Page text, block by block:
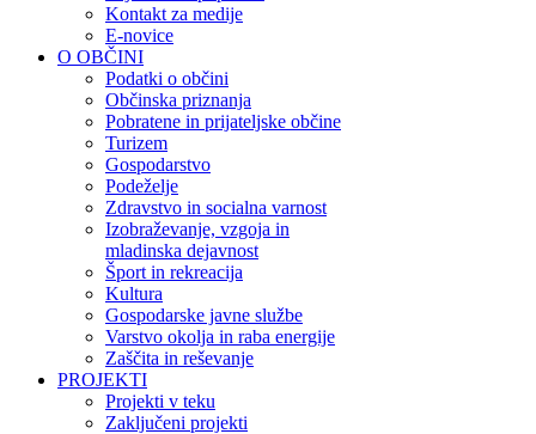
Kontakt za medije
E-novice
O OBČINI
Podatki o občini
Občinska priznanja
Pobratene in prijateljske občine
Turizem
Gospodarstvo
Podeželje
Zdravstvo in socialna varnost
Izobraževanje, vzgoja in
mladinska dejavnost
Šport in rekreacija
Kultura
Gospodarske javne službe
Varstvo okolja in raba energije
Zaščita in reševanje
PROJEKTI
Projekti v teku
Zaključeni projekti